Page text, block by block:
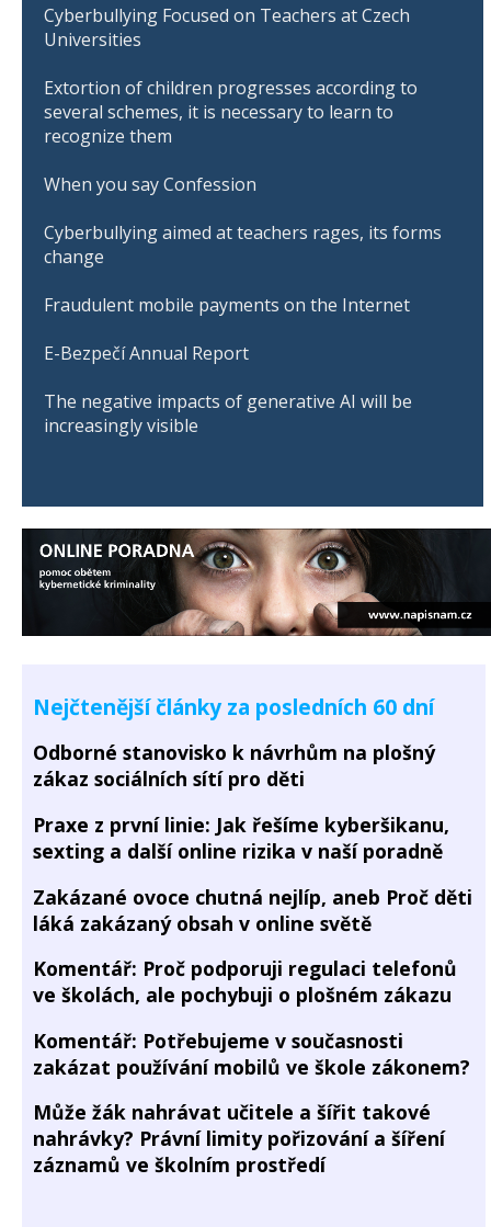
Cyberbullying Focused on Teachers at Czech
Universities
Extortion of children progresses according to
several schemes, it is necessary to learn to
recognize them
When you say Confession
Cyberbullying aimed at teachers rages, its forms
change
Fraudulent mobile payments on the Internet
E-Bezpečí Annual Report
The negative impacts of generative AI will be
increasingly visible
Nejčtenější články za posledních 60 dní
Odborné stanovisko k návrhům na plošný
zákaz sociálních sítí pro děti
Praxe z první linie: Jak řešíme kyberšikanu,
sexting a další online rizika v naší poradně
Zakázané ovoce chutná nejlíp, aneb Proč děti
láká zakázaný obsah v online světě
Komentář: Proč podporuji regulaci telefonů
ve školách, ale pochybuji o plošném zákazu
Komentář: Potřebujeme v současnosti
zakázat používání mobilů ve škole zákonem?
Může žák nahrávat učitele a šířit takové
nahrávky? Právní limity pořizování a šíření
záznamů ve školním prostředí